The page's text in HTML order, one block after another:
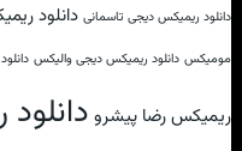
دانلود ریمیکس دیجی تاسمانی دانلود
مومیکس دانلود ریمیکس دیجی والیکس
ریمیکس رضا پیشرو